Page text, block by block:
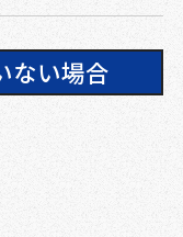
ない場合